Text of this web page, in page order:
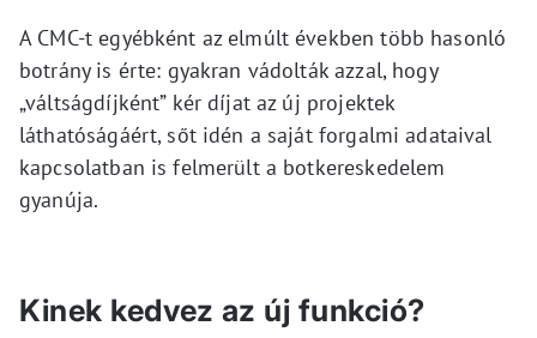
A CMC-t egyébként az elmúlt években több hasonló
botrány is érte: gyakran vádolták azzal, hogy
„váltságdíjként” kér díjat az új projektek
láthatóságáért, sőt idén a saját forgalmi adataival
kapcsolatban is felmerült a botkereskedelem
gyanúja.
Kinek kedvez az új funkció?